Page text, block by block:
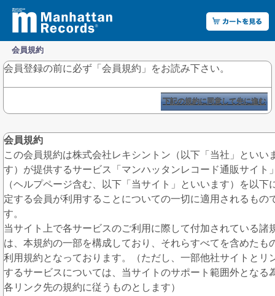
会員規約
会員登録の前に必ず「会員規約」をお読み下さい。
下記の規約に同意して先に進む
会員規約
この会員規約は株式会社レキシントン（以下「当社」といい
す）が提供するサービス「マンハッタンレコード通販サイト
（ヘルプページ含む、以下「当サイト」といいます）を以下
定する会員が利用することについての一切に適用されるもの
す。
当サイト上で各サービスのご利用に際して付加されている諸
は、本規約の一部を構成しており、それらすべてを含めたも
利用規約となっております。（ただし、一部他社サイトとリ
するサービスについては、当サイトのサポート範囲外となる
各リンク先の規約に従うものとします）